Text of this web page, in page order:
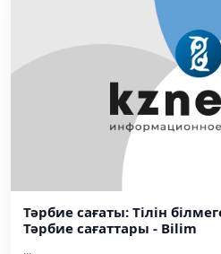
Тәрбие сағаты: Тілін
Тәрбие сағаттары - Bilim
...